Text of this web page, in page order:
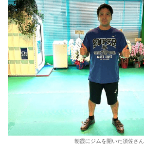
朝霞にジムを開いた須佐さん